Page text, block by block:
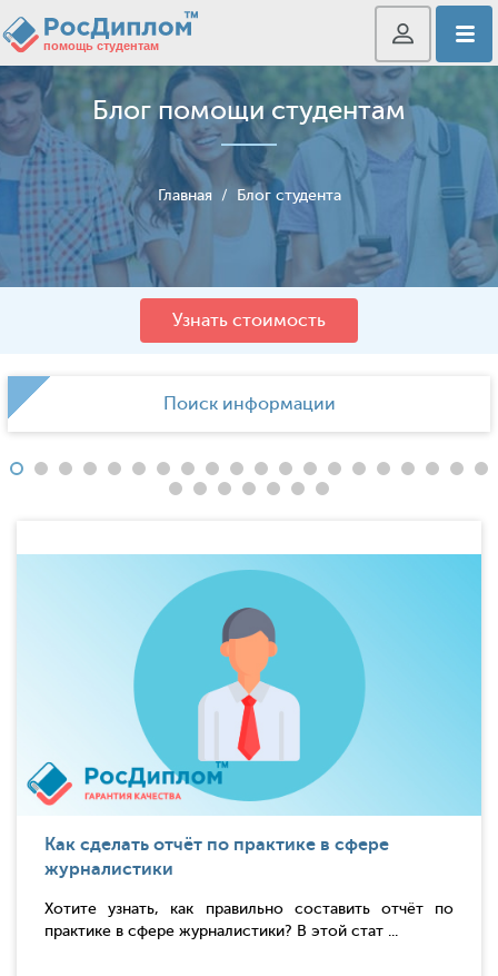
Блог помощи студентам
Главная / Блог студента
Узнать стоимость
Поиск информации
Как сделать отчёт по практике в сфере
журналистики
Хотите узнать, как правильно составить отчёт по
практике в сфере журналистики? В этой стат ...